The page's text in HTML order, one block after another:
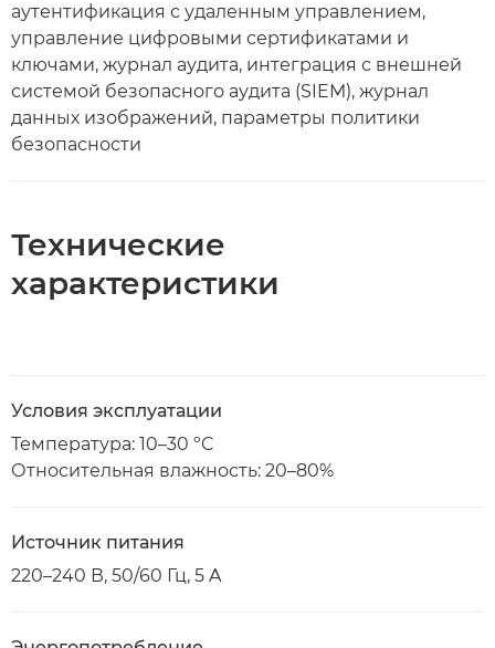
аутентификация с удаленным управлением,
управление цифровыми сертификатами и
ключами, журнал аудита, интеграция с внешней
системой безопасного аудита (SIEM), журнал
данных изображений, параметры политики
безопасности
Технические
характеристики
Условия эксплуатации
Температура: 10–30 ºC
Относительная влажность: 20–80%
Источник питания
220–240 В, 50/60 Гц, 5 A